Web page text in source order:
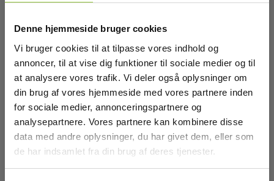
Denne hjemmeside bruger cookies
Vi bruger cookies til at tilpasse vores indhold og
annoncer, til at vise dig funktioner til sociale medier og til
at analysere vores trafik. Vi deler også oplysninger om
din brug af vores hjemmeside med vores partnere inden
for sociale medier, annonceringspartnere og
analysepartnere. Vores partnere kan kombinere disse
data med andre oplysninger, du har givet dem, eller som
de har indsamlet fra din brug af deres tjenester.
Dimensioner
H x B x D:
100 mm x 60 mm x 20 mm
Vægt
Nettovægt:
130 g